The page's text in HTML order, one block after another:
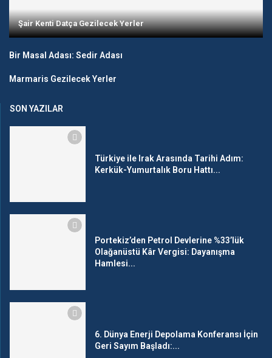
Şair Kenti Datça Gezilecek Yerler
Bir Masal Adası: Sedir Adası
Marmaris Gezilecek Yerler
SON YAZILAR
Türkiye ile Irak Arasında Tarihi Adım:
Kerkük-Yumurtalık Boru Hattı...
Portekiz’den Petrol Devlerine %33’lük
Olağanüstü Kâr Vergisi: Dayanışma
Hamlesi...
6. Dünya Enerji Depolama Konferansı İçin
Geri Sayım Başladı:...